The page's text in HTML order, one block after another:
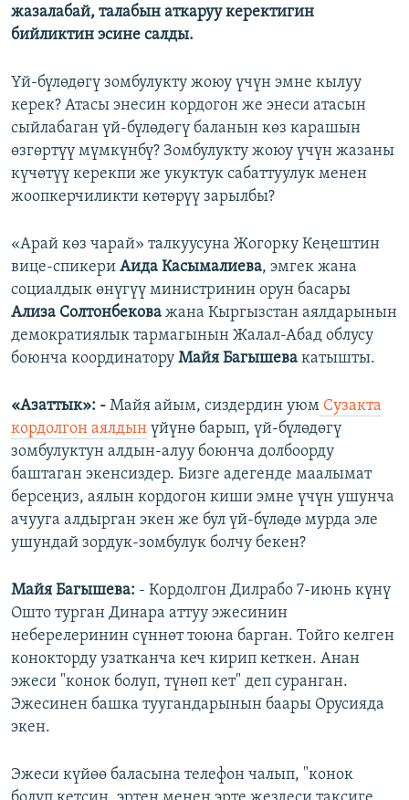
жазалабай, талабын аткаруу керектигин
бийликтин эсине салды.
Үй-бүлөдөгү зомбулукту жоюу үчүн эмне кылуу
керек? Атасы энесин кордогон же энеси атасын
сыйлабаган үй-бүлөдөгү баланын көз карашын
өзгөртүү мүмкүнбү? Зомбулукту жоюу үчүн жазаны
күчөтүү керекпи же укуктук сабаттуулук менен
жоопкерчиликти көтөрүү зарылбы?
«Арай көз чарай» талкуусуна Жогорку Кеңештин
вице-спикери Аида Касымалиева, эмгек жана
социалдык өнүгүү министринин орун басары
Ализа Солтонбекова жана Кыргызстан аялдарынын
демократиялык тармагынын Жалал-Абад облусу
боюнча координатору Майя Багышева катышты.
«Азаттык»: - Майя айым, сиздердин уюм Сузакта
кордолгон аялдын үйүнө барып, үй-бүлөдөгү
зомбулуктун алдын-алуу боюнча долбоорду
баштаган экенсиздер. Бизге адегенде маалымат
берсеңиз, аялын кордогон киши эмне үчүн ушунча
ачууга алдырган экен же бул үй-бүлөдө мурда эле
ушундай зордук-зомбулук болчу бекен?
Майя Багышева: - Кордолгон Дилрабо 7-июнь күнү
Ошто турган Динара аттуу эжесинин
неберелеринин сүннөт тоюна барган. Тойго келген
конокторду узатканча кеч кирип кеткен. Анан
эжеси "конок болуп, түнөп кет" деп суранган.
Эжесинен башка туугандарынын баары Орусияда
экен.
Эжеси күйөө баласына телефон чалып, "конок